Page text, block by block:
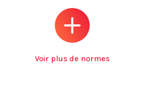
Voir plus de normes